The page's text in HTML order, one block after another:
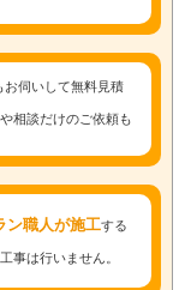
お伺いして無料見積
相談だけのご依頼も
ン職人が施工する
事は行いません。